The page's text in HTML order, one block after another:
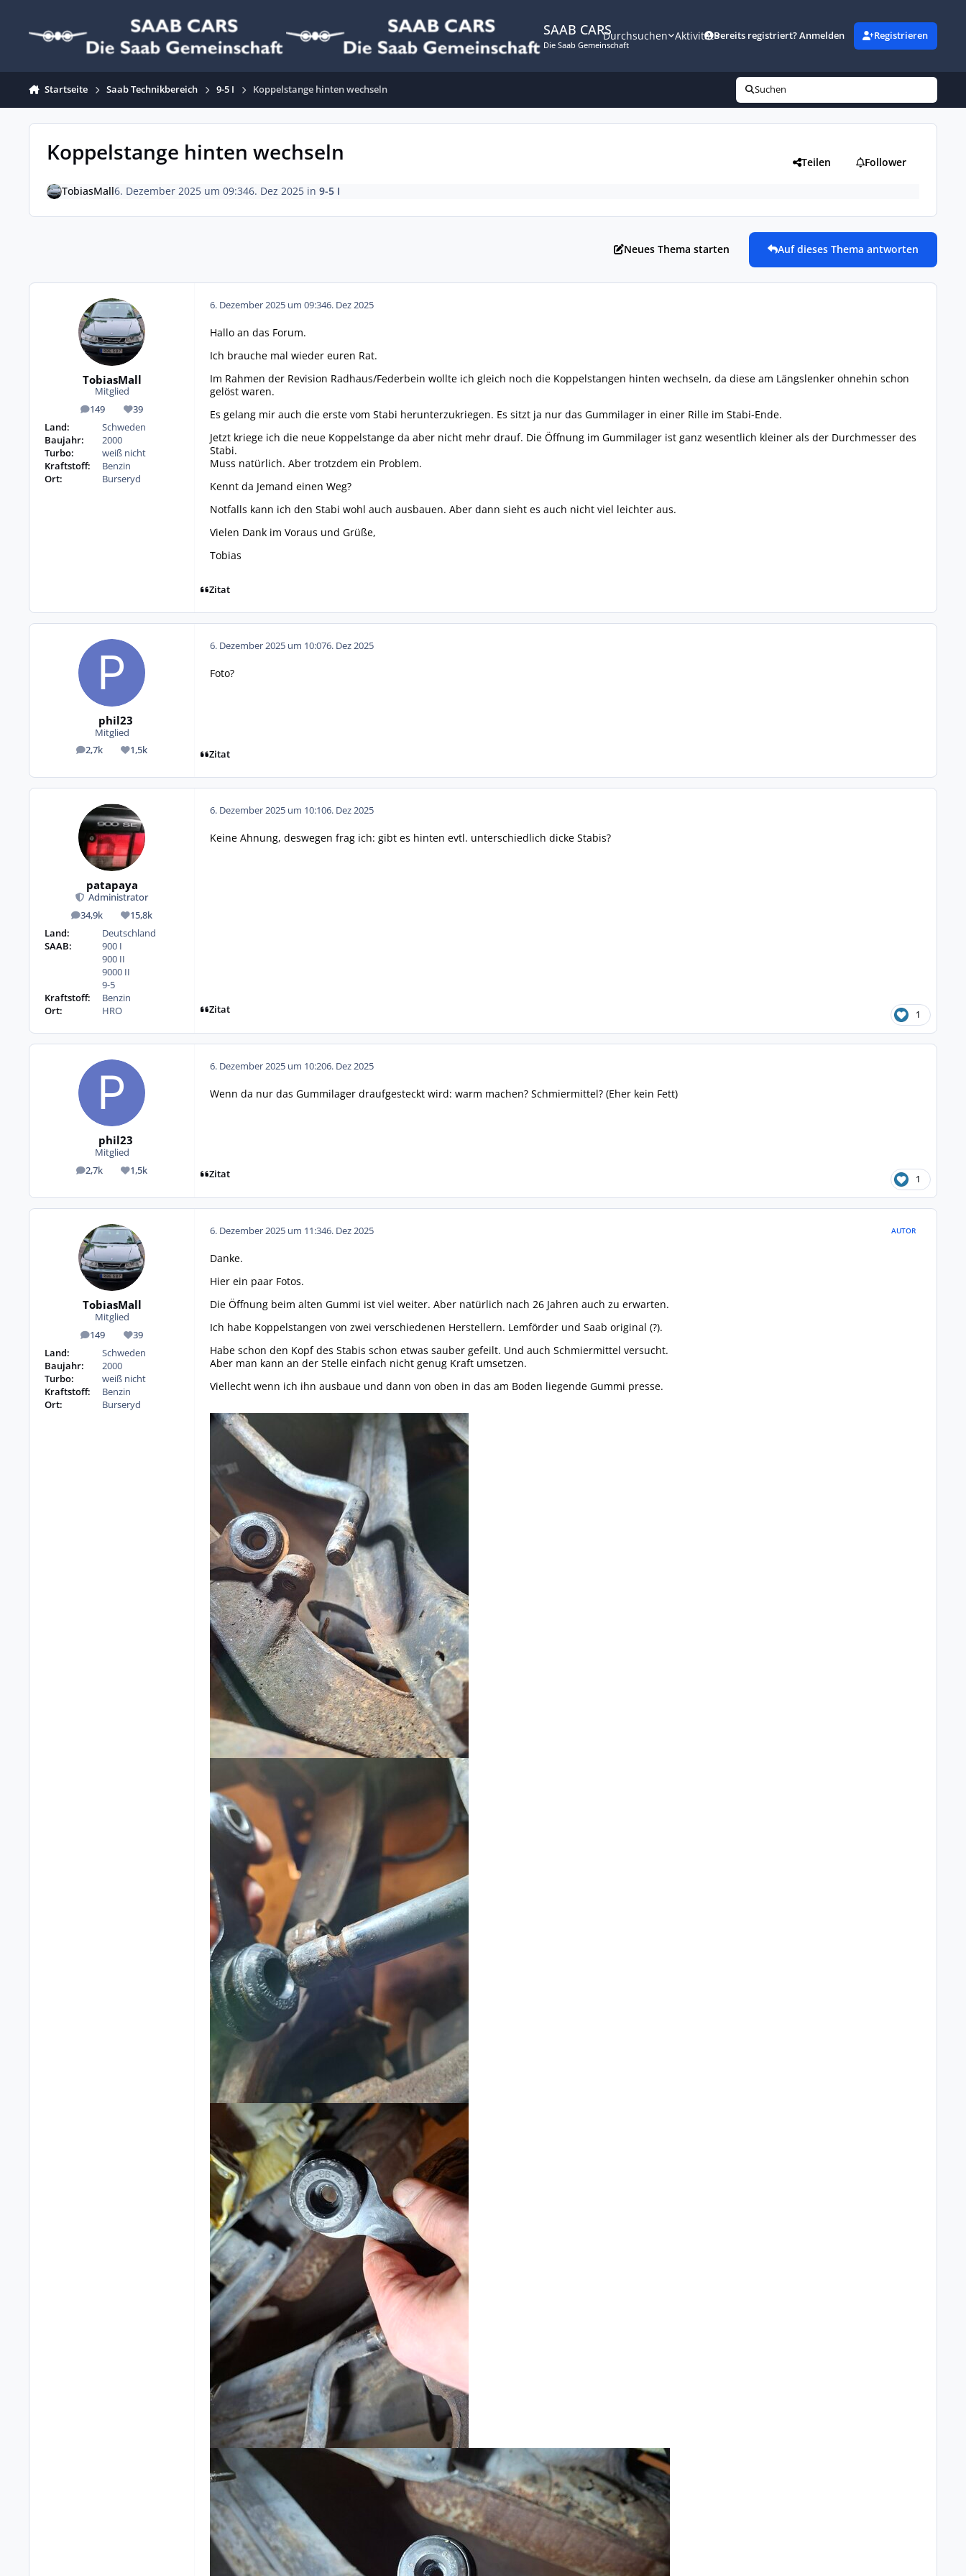
SAAB CARS
Die Saab Gemeinschaft
Durchsuchen AktivitätBereits registriert? Anmelden Registrieren
Startseite Saab Technikbereich 9-5 I Koppelstange hinten wechseln Suchen
Koppelstange hinten wechseln Teilen Follower
TobiasMall6. Dezember 2025 um 09:346. Dez 2025in 9-5 I
Neues Thema starten Auf dieses Thema antworten
TobiasMall
Mitglied
149
Beiträge 39
Reputation
Land:
Schweden
Baujahr:
2000
Turbo:
weiß nicht
Kraftstoff:
Benzin
Ort:
Burseryd
6. Dezember 2025 um 09:346. Dez 2025
Hallo an das Forum.
Ich brauche mal wieder euren Rat.
Im Rahmen der Revision Radhaus/Federbein wollte ich gleich noch die Koppelstangen hinten wechseln, da diese am Längslenker ohnehin schon
gelöst waren.
Es gelang mir auch die erste vom Stabi herunterzukriegen. Es sitzt ja nur das Gummilager in einer Rille im Stabi-Ende.
Jetzt kriege ich die neue Koppelstange da aber nicht mehr drauf. Die Öffnung im Gummilager ist ganz wesentlich kleiner als der Durchmesser des
Stabi.
Muss natürlich. Aber trotzdem ein Problem.
Kennt da Jemand einen Weg?
Notfalls kann ich den Stabi wohl auch ausbauen. Aber dann sieht es auch nicht viel leichter aus.
Vielen Dank im Voraus und Grüße,
Tobias
Zitat
phil23
Mitglied
2,7k
Beiträge 1,5k
Reputation
6. Dezember 2025 um 10:076. Dez 2025
Foto?
Zitat
patapaya
Administrator
34,9k
Beiträge 15,8k
Reputation
Land:
Deutschland
SAAB:
900 I
900 II
9000 II
9-5
Kraftstoff:
Benzin
Ort:
HRO
6. Dezember 2025 um 10:106. Dez 2025
Keine Ahnung, deswegen frag ich: gibt es hinten evtl. unterschiedlich dicke Stabis?
Zitat 1
phil23
Mitglied
2,7k
Beiträge 1,5k
Reputation
6. Dezember 2025 um 10:206. Dez 2025
Wenn da nur das Gummilager draufgesteckt wird: warm machen? Schmiermittel? (Eher kein Fett)
Zitat 1
TobiasMall
Mitglied
149
Beiträge 39
Reputation
Land:
Schweden
Baujahr:
2000
Turbo:
weiß nicht
Kraftstoff:
Benzin
Ort:
Burseryd
6. Dezember 2025 um 11:346. Dez 2025 AUTOR
Danke.
Hier ein paar Fotos.
Die Öffnung beim alten Gummi ist viel weiter. Aber natürlich nach 26 Jahren auch zu erwarten.
Ich habe Koppelstangen von zwei verschiedenen Herstellern. Lemförder und Saab original (?).
Habe schon den Kopf des Stabis schon etwas sauber gefeilt. Und auch Schmiermittel versucht.
Aber man kann an der Stelle einfach nicht genug Kraft umsetzen.
Viellecht wenn ich ihn ausbaue und dann von oben in das am Boden liegende Gummi presse.